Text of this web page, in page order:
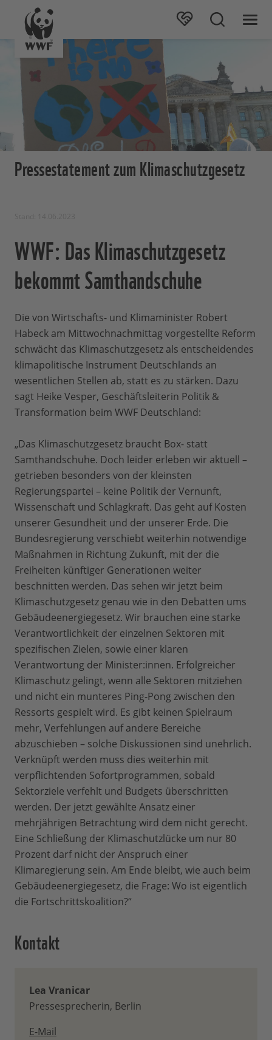
Pressestatement zum Klimaschutzgesetz
WWF: Das Klimaschutzgesetz
bekommt Samthandschuhe
Die von Wirtschafts- und Klimaminister Robert
Habeck am Mittwochnachmittag vorgestellte Reform
schwächt das Klimaschutzgesetz als entscheidendes
klimapolitische Instrument Deutschlands an
wesentlichen Stellen ab, statt es zu stärken. Dazu
sagt Heike Vesper, Geschäftsleiterin Politik &
Transformation beim WWF Deutschland:
„Das Klimaschutzgesetz braucht Box- statt
Samthandschuhe. Doch leider erleben wir aktuell –
getrieben besonders von der kleinsten
Regierungspartei – keine Politik der Vernunft,
Wissenschaft und Schlagkraft. Das geht auf Kosten
unserer Gesundheit und der unserer Erde. Die
Bundesregierung verschiebt weiterhin notwendige
Maßnahmen in Richtung Zukunft, mit der die
Freiheiten künftiger Generationen weiter
beschnitten werden. Das sehen wir jetzt beim
Klimaschutzgesetz genau wie in den Debatten ums
Gebäudeenergiegesetz. Wir brauchen eine starke
Verantwortlichkeit der einzelnen Sektoren mit
spezifischen Zielen, sowie einer klaren
Verantwortung der Minister:innen. Erfolgreicher
Klimaschutz gelingt, wenn alle Sektoren mitziehen
und nicht ein munteres Ping-Pong zwischen den
Ressorts gespielt wird. Es gibt keinen Spielraum
mehr, Verfehlungen auf andere Bereiche
abzuschieben – solche Diskussionen sind unehrlich.
Verknüpft werden muss dies weiterhin mit
verpflichtenden Sofortprogrammen, sobald
Sektorziele verfehlt und Budgets überschritten
werden. Der jetzt gewählte Ansatz einer
mehrjährigen Betrachtung wird dem nicht gerecht.
Eine Schließung der Klimaschutzlücke um nur 80
Prozent darf nicht der Anspruch einer
Klimaregierung sein. Am Ende bleibt, wie auch beim
Gebäudeenergiegesetz, die Frage: Wo ist eigentlich
die Fortschrittskoalition?“
Kontakt
Lea Vranicar
Pressesprecherin, Berlin
E-Mail